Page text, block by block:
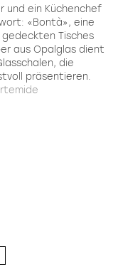
und ein Küchenchef
«Bontà», eine
Tisches
aus Opalglas dient
die
präsentieren.